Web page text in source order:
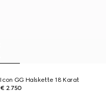
Icon GG Halskette 18 Karat
€ 2.750